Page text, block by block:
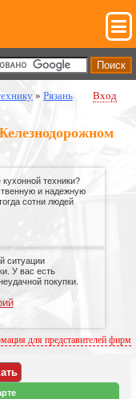
» Рязань
Вход
техники?
и надежную
сотни людей
ситуации
У вас есть
покупки.
для представителей фирм